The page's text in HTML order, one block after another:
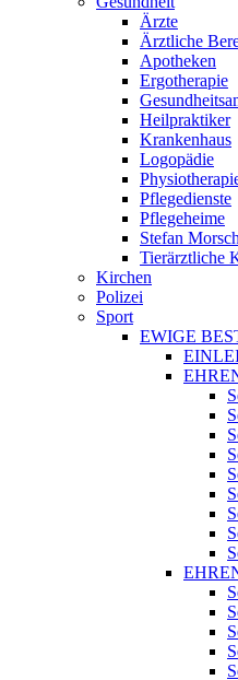
Ärzte
Ärztliche
Apotheken
Ergotherapie
Heilpraktiker
Krankenhaus
Logopädie
Pflegedienste
Pflegeheime
Stefan
Tierärztliche
Kirchen
Polizei
Sport
EWIGE